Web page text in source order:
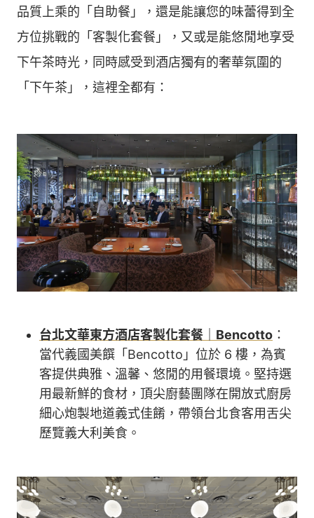
品質上乘的「自助餐」，還是能讓您的味蕾得到全
方位挑戰的「客製化套餐」，又或是能悠閒地享受
下午茶時光，同時感受到酒店獨有的奢華氛圍的
「下午茶」，這裡全都有：
台北文華東方酒店客製化套餐｜Bencotto ：
當代義國美饌「Bencotto」位於 6 樓，為賓
客提供典雅、溫馨、悠閒的用餐環境。堅持選
用最新鮮的食材，頂尖廚藝團隊在開放式廚房
細心炮製地道義式佳餚，帶領台北食客用舌尖
歷覽義大利美食。